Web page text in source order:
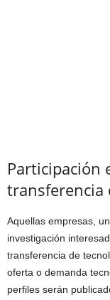
Participación
transferencia
Aquellas empresas,
investigación
transferencia de
oferta o demanda
perfiles serán